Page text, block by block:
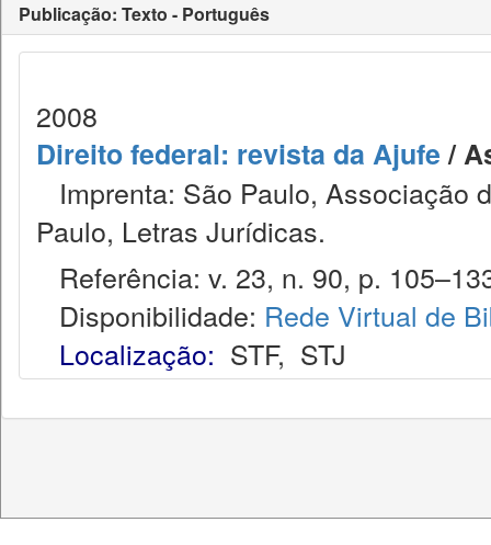
Publicação: Texto - Português
2008
Direito federal: revista da Ajufe/
Imprenta: São Paulo, Associação
Paulo, Letras Jurídicas.
Referência: v. 23, n. 90, p.
Disponibilidade: Rede Virtual de
Localização: STF, STJ